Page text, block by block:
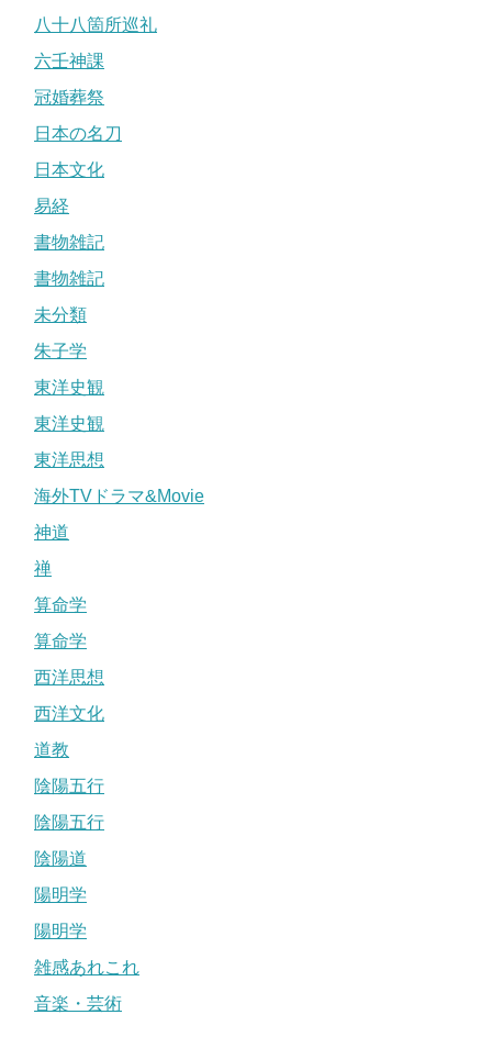
八十八箇所巡礼
六壬神課
冠婚葬祭
日本の名刀
日本文化
易経
書物雑記
書物雑記
未分類
朱子学
東洋史観
東洋史観
東洋思想
海外TVドラマ&Movie
神道
禅
算命学
算命学
西洋思想
西洋文化
道教
陰陽五行
陰陽五行
陰陽道
陽明学
陽明学
雑感あれこれ
音楽・芸術